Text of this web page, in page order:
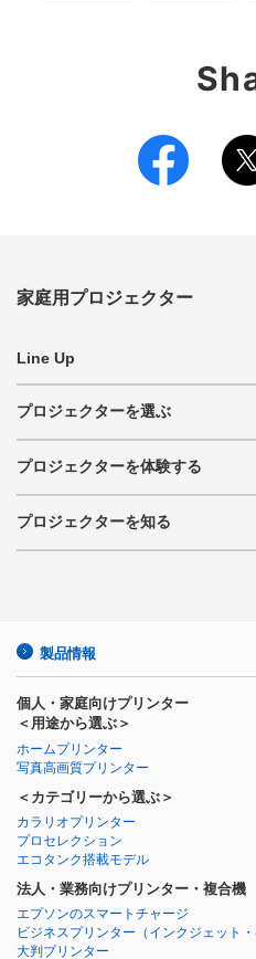
家庭用プロジェクター
Line Up
プロジェクターを選ぶ
プロジェクターを体験する
プロジェクターを知る
製品情報
個人・家庭向けプリンター
＜用途から選ぶ＞
ホームプリンター
写真高画質プリンター
＜カテゴリーから選ぶ＞
カラリオプリンター
プロセレクション
エコタンク搭載モデル
法人・業務向けプリンター・複合機
エプソンのスマートチャージ
ビジネスプリンター （インクジェット
大判プリンター